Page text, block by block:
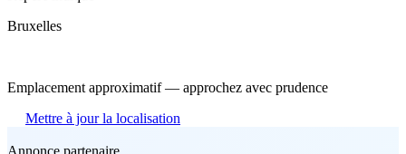
Bruxelles
Emplacement approximatif — approchez avec prudence
Mettre à jour la localisation